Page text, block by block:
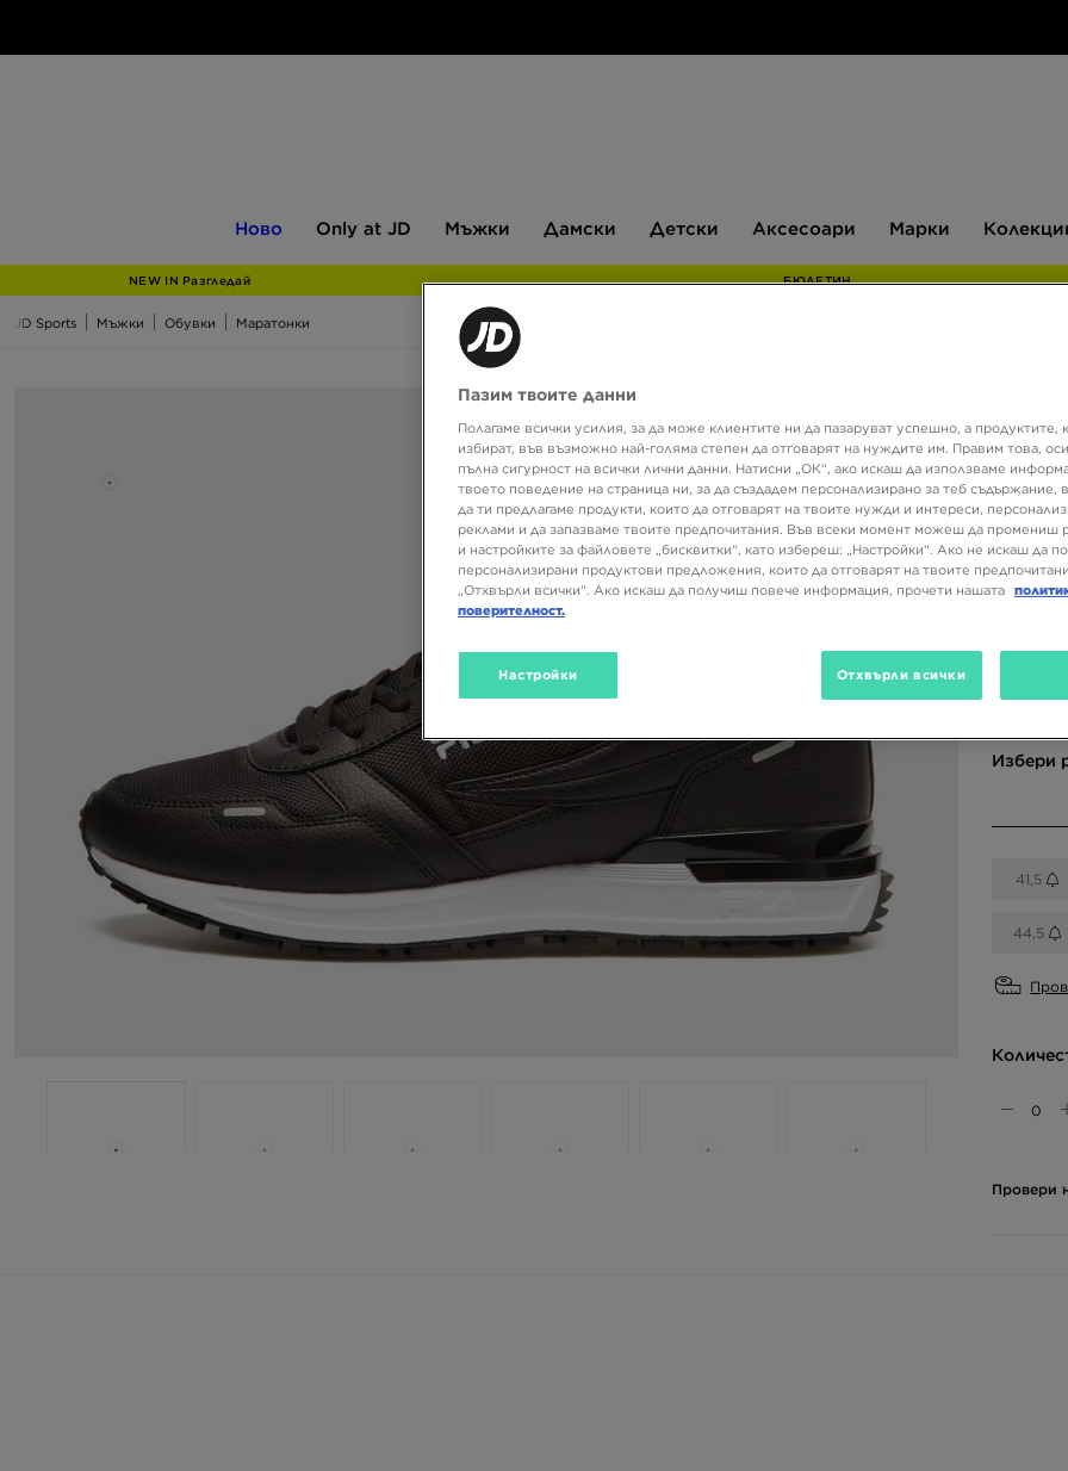
Ново
JD
Only at JD Мъжки Дамски Детски Аксесоари Марки
NEW IN Разгледай БЮЛЕТИН
JD Sports Мъжки Обувки Маратонки
Само в
FILA
27,99
54,74
Избери
41,5
44,5
Провери
Пазим твоите данни
Полагаме всички усилия, за да може клиентите ни да пазаруват успешно, а продуктите,
избират, във възможно най-голяма степен да отговарят на нуждите им. Правим това,
пълна сигурност на всички лични данни. Натисни „ОК“, ако искаш да използваме
твоето поведение на страница ни, за да създадем персонализирано за теб съдържание,
да ти предлагаме продукти, които да отговарят на твоите нужди и интереси,
реклами и да запазваме твоите предпочитания. Във всеки момент можеш да промениш
и настройките за файловете „бисквитки“, като избереш: „Настройки“. Ако не искаш да
персонализирани продуктови предложения, които да отговарят на твоите
„Отхвърли всички“. Ако искаш да получиш повече информация, прочети нашата
поверителност.
Настройки Отхвърли всички